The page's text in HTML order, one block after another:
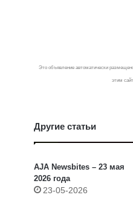
Это объявление автоматически
этим
Другие статьи
AJA Newsbites – 23 мая
2026 года
23-05-2026